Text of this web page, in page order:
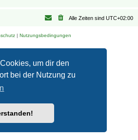
um dir den
bei der Nutzung zu
Alle Zeiten sind UTC+02:00
| Nutzungsbedingungen